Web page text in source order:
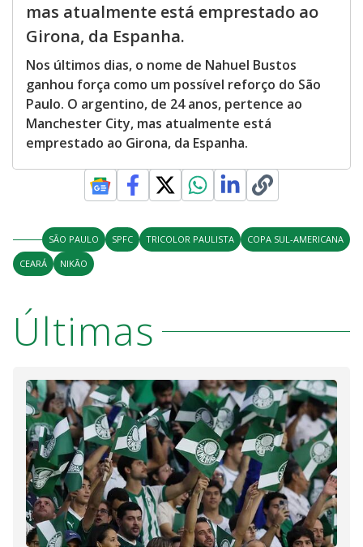
mas atualmente está emprestado ao
Girona, da Espanha.
Nos últimos dias, o nome de Nahuel Bustos
ganhou força como um possível reforço do São
Paulo. O argentino, de 24 anos, pertence ao
Manchester City, mas atualmente está
emprestado ao Girona, da Espanha.
SÃO PAULO SPFC TRICOLOR PAULISTA
COPA SUL-AMERICANA
CEARÁ
NIKÃO
Últimas